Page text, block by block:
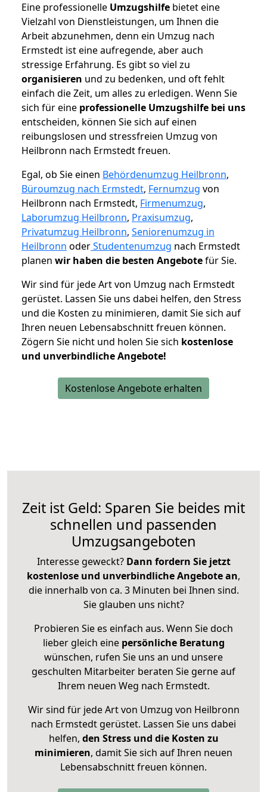
Eine professionelle Umzugshilfe bietet eine
Vielzahl von Dienstleistungen, um Ihnen die
Arbeit abzunehmen, denn ein Umzug nach
Ermstedt ist eine aufregende, aber auch
stressige Erfahrung. Es gibt so viel zu
organisieren und zu bedenken, und oft fehlt
einfach die Zeit, um alles zu erledigen. Wenn Sie
sich für eine professionelle Umzugshilfe bei uns
entscheiden, können Sie sich auf einen
reibungslosen und stressfreien Umzug von
Heilbronn nach Ermstedt freuen.
Egal, ob Sie einen Behördenumzug Heilbronn,
Büroumzug nach Ermstedt, Fernumzug von
Heilbronn nach Ermstedt, Firmenumzug,
Laborumzug Heilbronn, Praxisumzug,
Privatumzug Heilbronn, Seniorenumzug in
Heilbronn oderStudentenumzug nach Ermstedt
planen wir haben die besten Angebotefür Sie.
Wir sind für jede Art von Umzug nach Ermstedt
gerüstet. Lassen Sie uns dabei helfen, den Stress
und die Kosten zu minimieren, damit Sie sich auf
Ihren neuen Lebensabschnitt freuen können.
Zögern Sie nicht und holen Sie sich kostenlose
und unverbindliche Angebote!
Kostenlose Angebote erhalten
Zeit ist Geld: Sparen Sie beides mit
schnellen und passenden
Umzugsangeboten
Interesse geweckt? Dann fordern Sie jetzt
kostenlose und unverbindliche Angebote an,
die innerhalb von ca. 3 Minuten bei Ihnen sind.
Sie glauben uns nicht?
Probieren Sie es einfach aus. Wenn Sie doch
lieber gleich eine persönliche Beratung
wünschen, rufen Sie uns an und unsere
geschulten Mitarbeiter beraten Sie gerne auf
Ihrem neuen Weg nach Ermstedt.
Wir sind für jede Art von Umzug von Heilbronn
nach Ermstedt gerüstet. Lassen Sie uns dabei
helfen, den Stress und die Kosten zu
minimieren, damit Sie sich auf Ihren neuen
Lebensabschnitt freuen können.